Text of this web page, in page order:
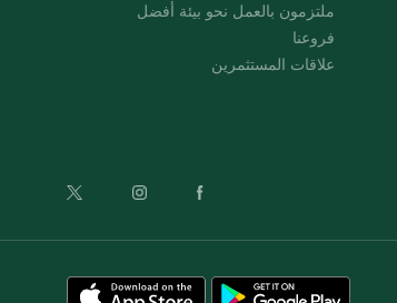
ملتزمون بالعمل نحو بيئة أفضل
فروعنا
علاقات المستثمرين